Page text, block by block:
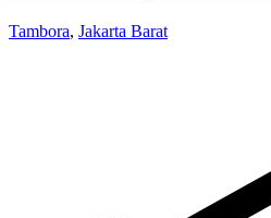
Tambora, Jakarta Barat